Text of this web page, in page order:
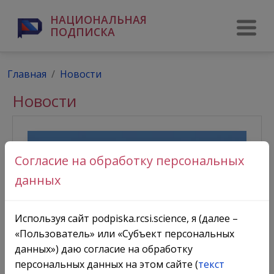
НАЦИОНАЛЬНАЯ
ПОДПИСКА
Главная Новости
Новости
Подписка на электронные
ресурсы компании The Society
Согласие на обработку персональных
данных
Используя сайт podpiska.rcsi.science, я (далее –
«Пользователь» или «Субъект персональных
данных») даю согласие на обработку
персональных данных на этом сайте (текст